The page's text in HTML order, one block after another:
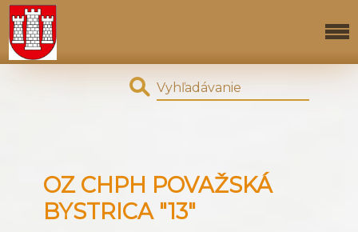
OZ CHPH POVAŽSKÁ
BYSTRICA "13"